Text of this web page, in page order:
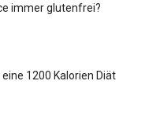
immer glutenfrei?
1200 Kalorien Diät